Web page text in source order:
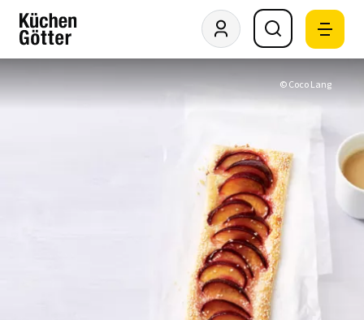
© Coco Lang